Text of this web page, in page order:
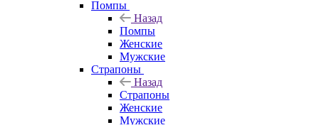
Помпы
Назад
Помпы
Женские
Мужские
Страпоны
Назад
Страпоны
Женские
Мужские